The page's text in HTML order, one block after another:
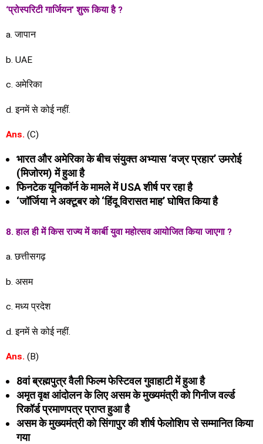
‘प्रोस्परिटी गार्जियन’ शुरू किया है ?
a. जापान
b. UAE
c. अमेरिका
d. इनमें से कोई नहीं.
Ans. (C)
भारत और अमेरिका के बीच संयुक्त अभ्यास ‘वज्र प्रहार’ उमरोई
(मिजोरम) में हुआ है
फिनटेक यूनिकॉर्न के मामले में USA शीर्ष पर रहा है
‘जॉर्जिया ने अक्टूबर को ‘हिंदू विरासत माह’ घोषित किया है
8. हाल ही में किस राज्य में कार्बी युवा महोत्सव आयोजित किया जाएगा ?
a. छत्तीसगढ़
b. असम
c. मध्य प्रदेश
d. इनमें से कोई नहीं.
Ans. (B)
8वां ब्रह्मपुत्र वैली फिल्म फेस्टिवल गुवाहाटी में हुआ है
अमृत वृक्ष आंदोलन के लिए असम के मुख्यमंत्री को गिनीज वर्ल्ड
रिकॉर्ड प्रमाणपत्र प्राप्त हुआ है
असम के मुख्यमंत्री को सिंगापुर की शीर्ष फेलोशिप से सम्मानित किया
गया